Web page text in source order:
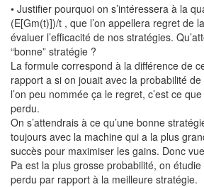
• Justifier pourquoi on s’intéressera à la
(E[Gm(t)])/t , que l’on appellera regret de
évaluer l’efficacité de nos stratégies.
“bonne” stratégie ?
La formule correspond à la différence de
rapport a si on jouait avec la probabilité de
l’on peu nommée ça le regret, c’est ce
perdu.
On s’attendrais à ce qu’une bonne
toujours avec la machine qui a la plus
succès pour maximiser les gains. Donc
Pa est la plus grosse probabilité, on étudie
perdu par rapport à la meilleure stratégie.